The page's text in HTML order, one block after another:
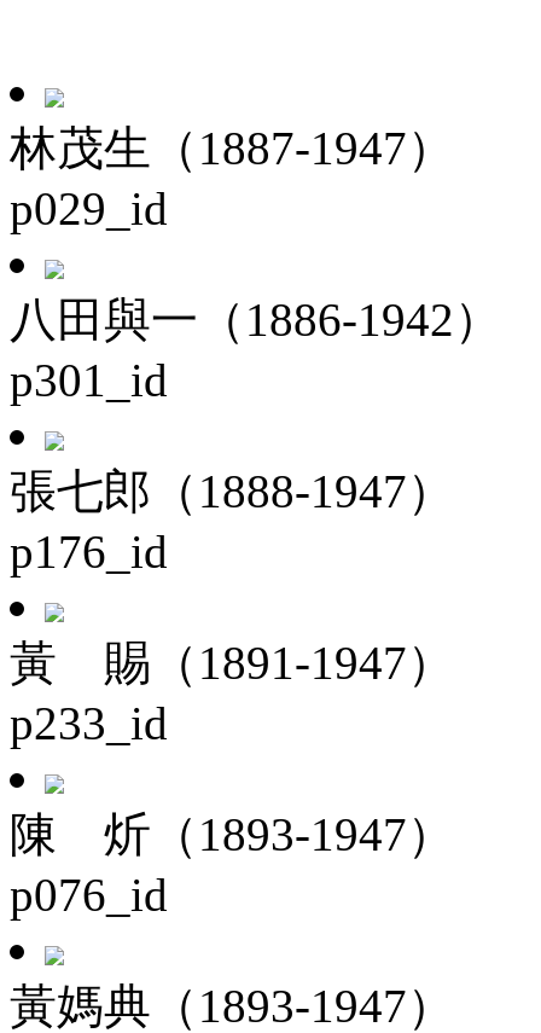
林茂生（1887-1947）
p029_id
八田與一（1886-1942）
p301_id
張七郎（1888-1947）
p176_id
黃 賜（1891-1947）
p233_id
陳 炘（1893-1947）
p076_id
黃媽典（1893-1947）